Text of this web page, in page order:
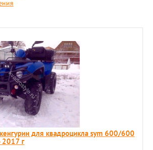
для квадроцикла sym 600/600
2017 г